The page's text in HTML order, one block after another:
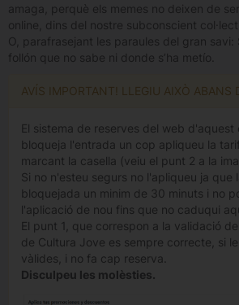
amaga, perquè els memes no deixen de
online, dins del nostre subconscient
O, parafrasejant les paraules del gran savi:
follón que no sabe ni donde s’ha metío.
AVÍS IMPORTANT! LLEGIU AIXÒ ABANS
El sistema de reserves del web d'aquest
bloqueja l'entrada un cop apliqueu la
marcant la casella (veiu el punt 2 a la
Si no n'esteu segurs no l'apliqueu ja que
bloquejada un minim de 30 minuts i no
l'aplicació de nou fins que no caduqui
El punt 1, que correspon a la validació
de Cultura Jove es sempre correcte, si
vàlides, i no fa cap reserva.
Disculpeu les molèsties.